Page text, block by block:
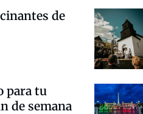
de
para tu
de semana